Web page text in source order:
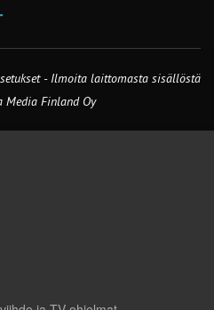
- Ilmoita laittomasta sisällöstä
Media Finland Oy